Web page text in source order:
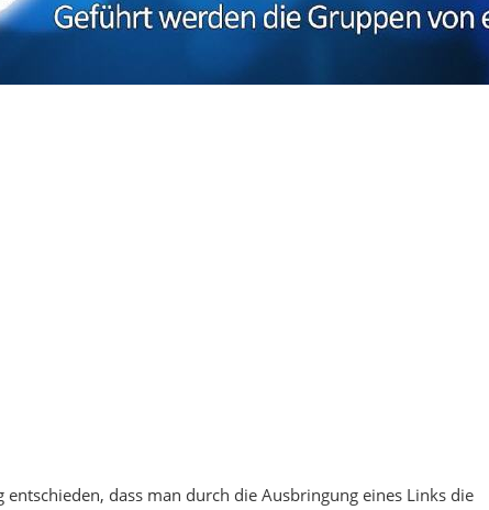
dass man durch die Ausbringung eines Links die